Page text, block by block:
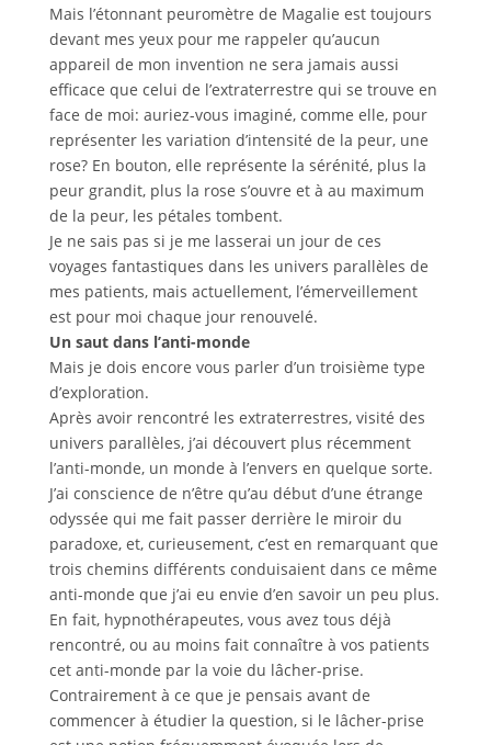
Mais l’étonnant peuromètre de Magalie est toujours
devant mes yeux pour me rappeler qu’aucun
appareil de mon invention ne sera jamais aussi
efficace que celui de l’extraterrestre qui se trouve en
face de moi: auriez-vous imaginé, comme elle, pour
représenter les variation d’intensité de la peur, une
rose? En bouton, elle représente la sérénité, plus la
peur grandit, plus la rose s’ouvre et à au maximum
de la peur, les pétales tombent.
Je ne sais pas si je me lasserai un jour de ces
voyages fantastiques dans les univers parallèles de
mes patients, mais actuellement, l’émerveillement
est pour moi chaque jour renouvelé.
Un saut dans l’anti-monde
Mais je dois encore vous parler d’un troisième type
d’exploration.
Après avoir rencontré les extraterrestres, visité des
univers parallèles, j’ai découvert plus récemment
l’anti-monde, un monde à l’envers en quelque sorte.
J’ai conscience de n’être qu’au début d’une étrange
odyssée qui me fait passer derrière le miroir du
paradoxe, et, curieusement, c’est en remarquant que
trois chemins différents conduisaient dans ce même
anti-monde que j’ai eu envie d’en savoir un peu plus.
En fait, hypnothérapeutes, vous avez tous déjà
rencontré, ou au moins fait connaître à vos patients
cet anti-monde par la voie du lâcher-prise.
Contrairement à ce que je pensais avant de
commencer à étudier la question, si le lâcher-prise